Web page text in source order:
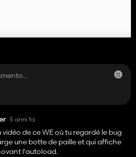
5 anni fa
de ce WE où tu regardé le bug
une botte de paille et qui affiche
l'autoload.